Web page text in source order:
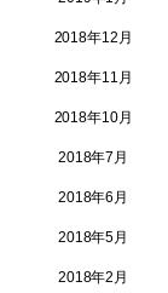
2018年12月
2018年11月
2018年10月
2018年7月
2018年6月
2018年5月
2018年2月